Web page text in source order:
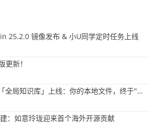
25.2.0 镜像发布 & 小U同学定时任务上线
新！
重磅更新！小U同学「全局知识库」上线：你的本地文件，终于"活"起来了
：如意玲珑迎来首个海外开源贡献